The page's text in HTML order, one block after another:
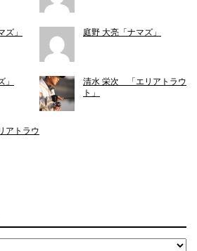
ズ」 庭野 大亮「ナマズ」
清水 栄次 「エリアトラウ
ト」
アトラウ